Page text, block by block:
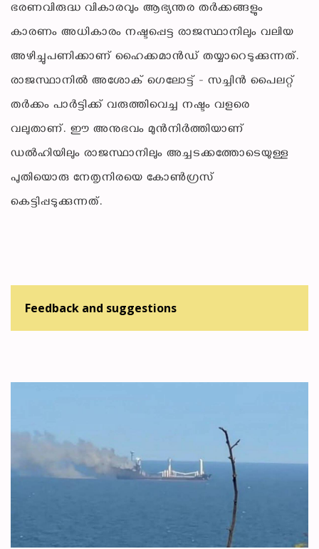
ഭരണവിരുദ്ധ വികാരവും ആഭ്യന്തര തർക്കങ്ങളും
കാരണം അധികാരം നഷ്ടപ്പെട്ട രാജസ്ഥാനിലും വലിയ
അഴിച്ചുപണിക്കാണ് ഹൈക്കമാൻഡ് തയ്യാറെടുക്കുന്നത്.
രാജസ്ഥാനിൽ അശോക് ഗെലോട്ട് - സച്ചിൻ പൈലറ്റ്
തർക്കം പാർട്ടിക്ക് വരുത്തിവെച്ച നഷ്ടം വളരെ
വലുതാണ്. ഈ അനുഭവം മുൻനിർത്തിയാണ്
ഡൽഹിയിലും രാജസ്ഥാനിലും അച്ചടക്കത്തോടെയുള്ള
പുതിയൊരു നേതൃനിരയെ കോൺഗ്രസ്
കെട്ടിപ്പടുക്കുന്നത്.
Feedback and suggestions